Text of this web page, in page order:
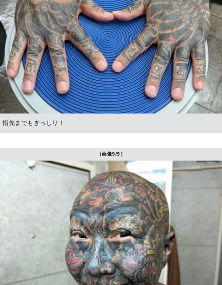
指先までもぎっしり！
（画像9/9）